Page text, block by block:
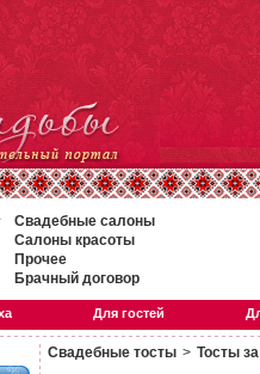
Свадебные салоны
Салоны красоты
Прочее
Брачный договор
Для гостей
Свадебные тосты > Тосты